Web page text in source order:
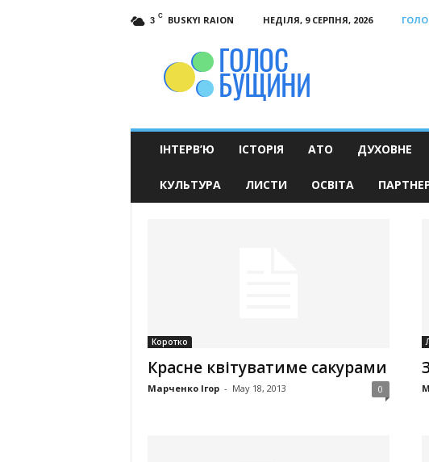
3 C BUSKYI RAION НЕДІЛЯ, 9 СЕРПНЯ, 2026
ІНТЕРВ’Ю ІСТОРІЯ АТО ДУХОВНЕ
КУЛЬТУРА ЛИСТИ ОСВІТА
Коротко
Красне квітуватиме сакурами
Марченко Ігор - May 18, 2013 0